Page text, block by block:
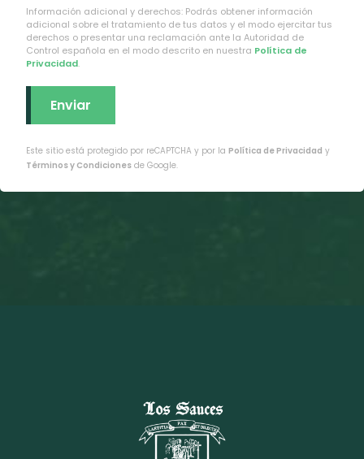
Información adicional y derechos: Podrás obtener información
adicional sobre el tratamiento de tus datos y el modo ejercitar tus
derechos o presentar una reclamación ante la Autoridad de
Control española en el modo descrito en nuestra Política de
Privacidad.
Este sitio está protegido por reCAPTCHA y por la Política de Privacidad y
Términos y Condiciones de Google.